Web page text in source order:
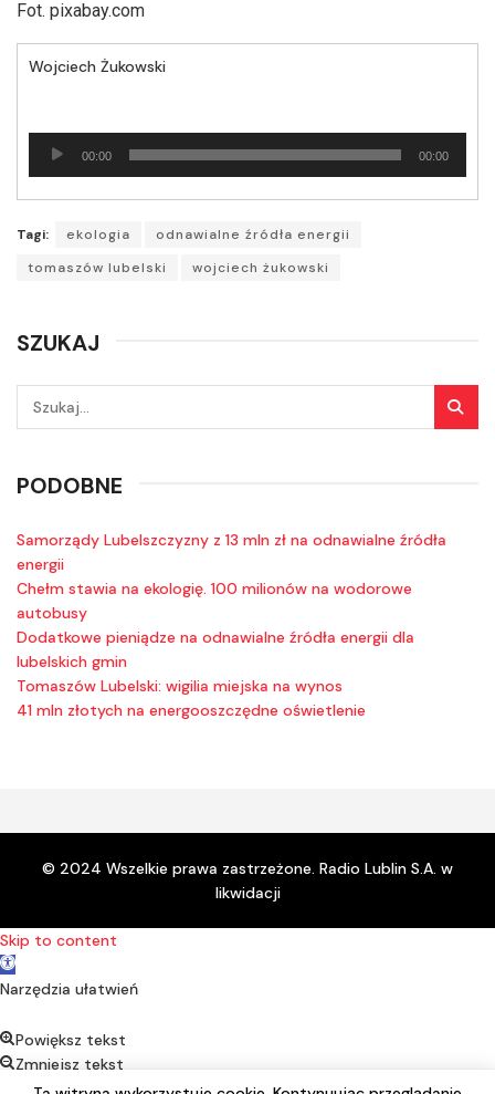
Fot. pixabay.com
Wojciech Żukowski
Odtwarzacz
plików
00:00 00:00
Tagi: ekologia
odnawialne źródła energii
tomaszów lubelski
wojciech żukowski
SZUKAJ
PODOBNE
Samorządy Lubelszczyzny z 13 mln zł na odnawialne źródła
energii
Chełm stawia na ekologię. 100 milionów na wodorowe
autobusy
Dodatkowe pieniądze na odnawialne źródła energii dla
lubelskich gmin
Tomaszów Lubelski: wigilia miejska na wynos
41 mln złotych na energooszczędne oświetlenie
© 2024 Wszelkie prawa zastrzeżone. Radio Lublin S.A. w
likwidacji
Skip to content
Open toolbar
Narzędzia ułatwień
Powiększ tekst
Zmniejsz tekst
Kontrast